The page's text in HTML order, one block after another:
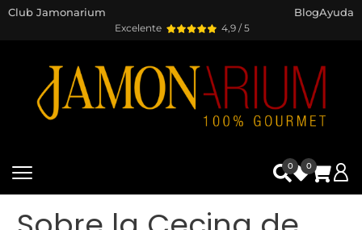
Excelente 4,9 / 5
Club Jamonarium BlogAyuda
0 0